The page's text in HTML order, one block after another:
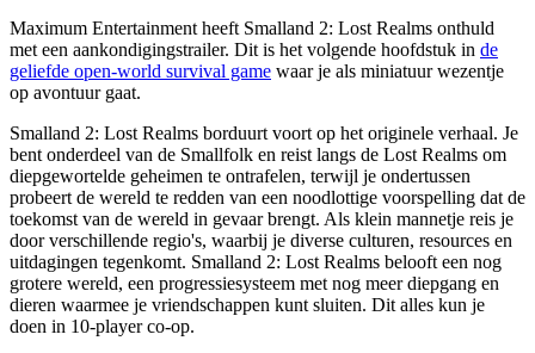
Maximum Entertainment heeft Smalland 2: Lost Realms onthuld
met een aankondigingstrailer. Dit is het volgende hoofdstuk in de
geliefde open-world survival game waar je als miniatuur wezentje
op avontuur gaat.
Smalland 2: Lost Realms borduurt voort op het originele verhaal. Je
bent onderdeel van de Smallfolk en reist langs de Lost Realms om
diepgewortelde geheimen te ontrafelen, terwijl je ondertussen
probeert de wereld te redden van een noodlottige voorspelling dat de
toekomst van de wereld in gevaar brengt. Als klein mannetje reis je
door verschillende regio's, waarbij je diverse culturen, resources en
uitdagingen tegenkomt. Smalland 2: Lost Realms belooft een nog
grotere wereld, een progressiesysteem met nog meer diepgang en
dieren waarmee je vriendschappen kunt sluiten. Dit alles kun je
doen in 10-player co-op.